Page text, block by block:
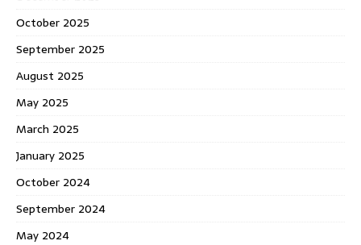
October 2025
September 2025
August 2025
May 2025
March 2025
January 2025
October 2024
September 2024
May 2024